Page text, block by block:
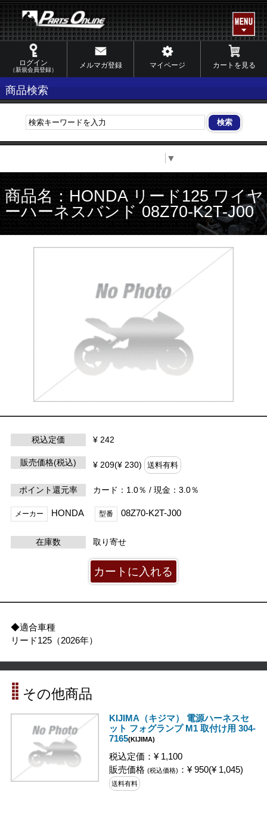
ログイン
（新規会員登録）
メルマガ登録 マイページ カートを見る
商品検索
▼
商品名：HONDA リード125 ワイヤ
ーハーネスバンド 08Z70-K2T-J00
税込定価 ¥ 242
販売価格(税込) ¥ 209(¥ 230) 送料有料
ポイント還元率 カード：1.0％ / 現金：3.0％
メーカー HONDA 型番 08Z70-K2T-J00
在庫数 取り寄せ
◆適合車種
リード125（2026年）
その他商品
KIJIMA（キジマ） 電源ハーネスセ
ット フォグランプ M1 取付け用 304-
7165(KIJIMA)
税込定価：¥ 1,100
販売価格 (税込価格) ：¥ 950(¥ 1,045)
送料有料